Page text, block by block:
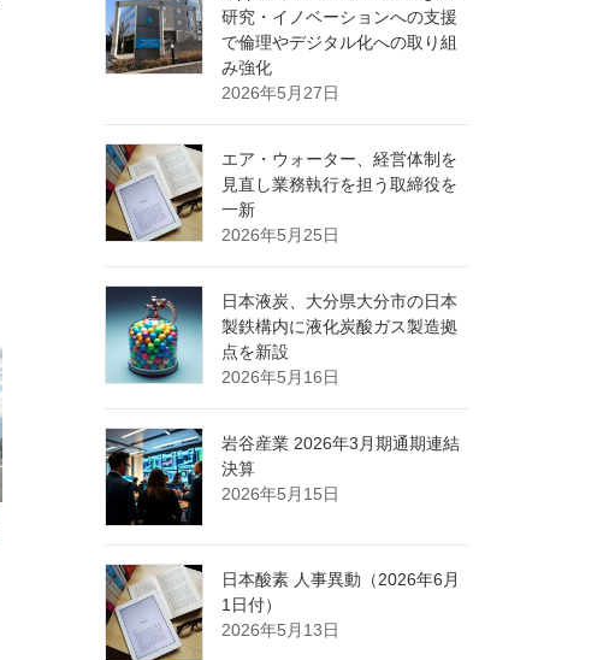
研究・イノベーションへの支援
で倫理やデジタル化への取り組
み強化
2026年5月27日
エア・ウォーター、経営体制を
見直し業務執行を担う取締役を
一新
2026年5月25日
日本液炭、大分県大分市の日本
製鉄構内に液化炭酸ガス製造拠
点を新設
2026年5月16日
岩谷産業 2026年3月期通期連結
決算
2026年5月15日
日本酸素 人事異動（2026年6月
1日付）
2026年5月13日